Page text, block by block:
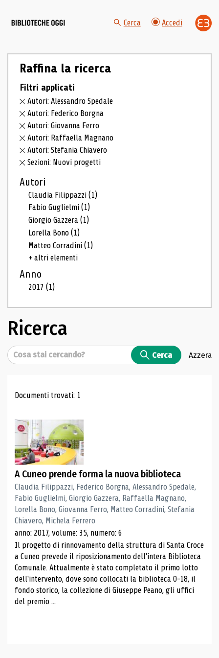
Cerca Accedi
Raffina la ricerca
Filtri applicati
Autori: Alessandro Spedale
Autori: Federico Borgna
Autori: Giovanna Ferro
Autori: Raffaella Magnano
Autori: Stefania Chiavero
Sezioni: Nuovi progetti
Autori
Claudia Filippazzi(1)
Fabio Guglielmi(1)
Giorgio Gazzera(1)
Lorella Bono(1)
Matteo Corradini(1)
+ altri elementi
Anno
2017(1)
Ricerca
Cerca Cerca Azzera
Risultati di ricerca
Documenti trovati: 1
A Cuneo prende forma la nuova biblioteca
Claudia Filippazzi, Federico Borgna, Alessandro Spedale,
Fabio Guglielmi, Giorgio Gazzera, Raffaella Magnano,
Lorella Bono, Giovanna Ferro, Matteo Corradini, Stefania
Chiavero, Michela Ferrero
anno: 2017, volume: 35, numero: 6
Il progetto di rinnovamento della struttura di Santa Croce
a Cuneo prevede il riposizionamento dell'intera Biblioteca
Comunale. Attualmente è stato completato il primo lotto
dell'intervento, dove sono collocati la biblioteca 0-18, il
fondo storico, la collezione di Giuseppe Peano, gli uffici
del premio ...